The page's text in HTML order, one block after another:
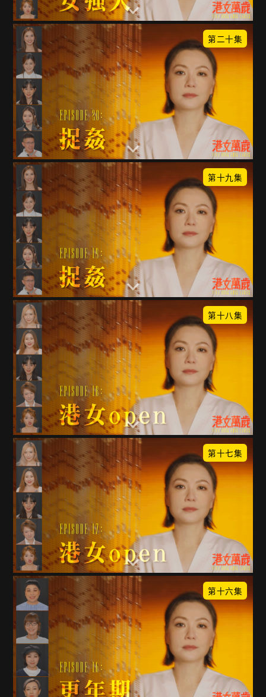
第二十集
第十九集
第十八集
第十七集
第十六集